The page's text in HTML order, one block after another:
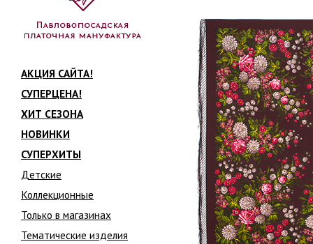
АКЦИЯ САЙТА!
СУПЕРЦЕНА!
ХИТ СЕЗОНА
НОВИНКИ
СУПЕРХИТЫ
Детские
Коллекционные
Только в магазинах
Тематические изделия